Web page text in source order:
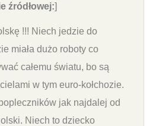
źródłowej:]
!!! Niech jedzie do
miała dużo roboty co
całemu światu, bo są
w tym euro-kołchozie.
jak najdalej od
Niech to dziecko